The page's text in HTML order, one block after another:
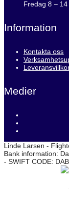
Fredag 8 – 14
Information
Kontakta oss
Medier
Linde Larsen -
Bank information:
- SWIFT CODE: